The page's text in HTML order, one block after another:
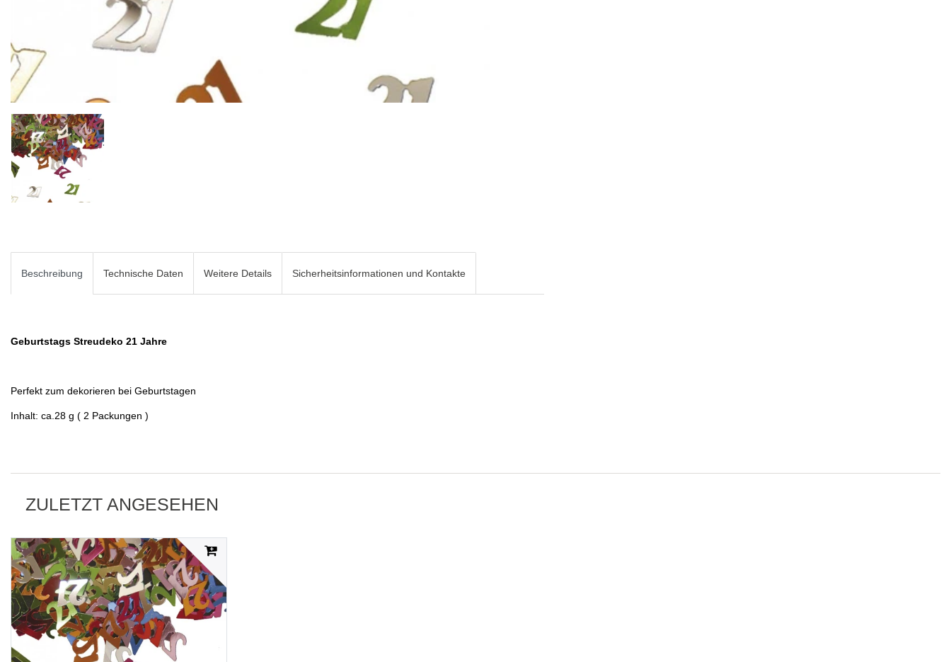
Beschreibung Technische Daten Weitere Details Sicherheitsinformationen und Kontakte
Geburtstags Streudeko 21 Jahre
Perfekt zum dekorieren bei Geburtstagen
Inhalt: ca.28 g ( 2 Packungen )
ZULETZT ANGESEHEN